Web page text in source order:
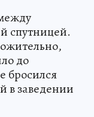
спутницей.
до
бросился
в заведении